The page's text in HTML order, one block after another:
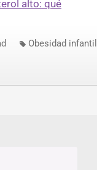
alto: qué
Obesidad infantil